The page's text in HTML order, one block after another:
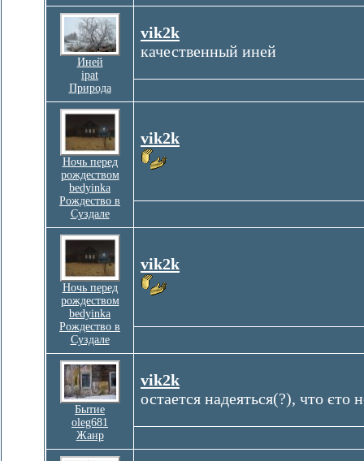
Иней
ipat
Природа
vik2k
качественный иней
Ночь перед
рождеством
bedyinka
Рождество в
Суздале
vik2k
Ночь перед
рождеством
bedyinka
Рождество в
Суздале
vik2k
Бытие
oleg681
Жанр
vik2k
остается надеяться(?), что